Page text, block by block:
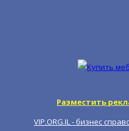
Разместить
VIP.ORG.IL - бизнес